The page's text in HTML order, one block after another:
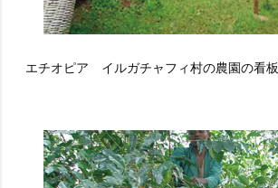
エチオピア イルガチャフィ村の農園の看板